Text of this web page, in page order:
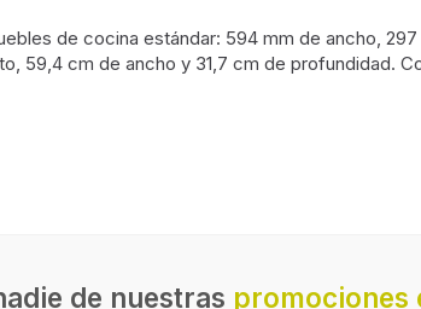
de cocina estándar: 594 mm de ancho,
59,4 cm de ancho y 31,7 cm de profundidad.
Iluminación de la parrilla
de nuestras promociones